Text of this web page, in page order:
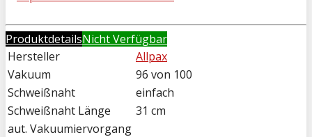
ProduktdetailsNicht Verfügbar
Hersteller
Allpax
Vakuum
96 von 100
Schweißnaht
einfach
Schweißnaht Länge
31 cm
aut. Vakuumiervorgang